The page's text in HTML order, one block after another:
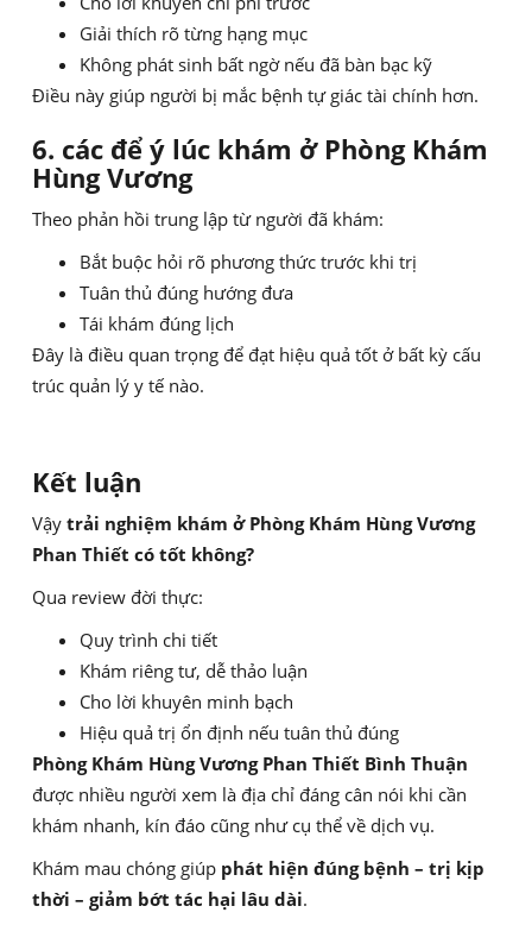
Giải thích rõ từng hạng mục
Không phát sinh bất ngờ nếu đã bàn bạc kỹ
Điều này giúp người bị mắc bệnh tự giác tài chính hơn.
6. các để ý lúc khám ở Phòng Khám
Hùng Vương
Theo phản hồi trung lập từ người đã khám:
Bắt buộc hỏi rõ phương thức trước khi trị
Tuân thủ đúng hướng đưa
Tái khám đúng lịch
Đây là điều quan trọng để đạt hiệu quả tốt ở bất kỳ cấu
trúc quản lý y tế nào.
Kết luận
Vậy trải nghiệm khám ở Phòng Khám Hùng Vương
Phan Thiết có tốt không?
Qua review đời thực:
Quy trình chi tiết
Khám riêng tư, dễ thảo luận
Cho lời khuyên minh bạch
Hiệu quả trị ổn định nếu tuân thủ đúng
Phòng Khám Hùng Vương Phan Thiết Bình Thuận
được nhiều người xem là địa chỉ đáng cân nói khi cần
khám nhanh, kín đáo cũng như cụ thể về dịch vụ.
Khám mau chóng giúp phát hiện đúng bệnh – trị kịp
thời – giảm bớt tác hại lâu dài.